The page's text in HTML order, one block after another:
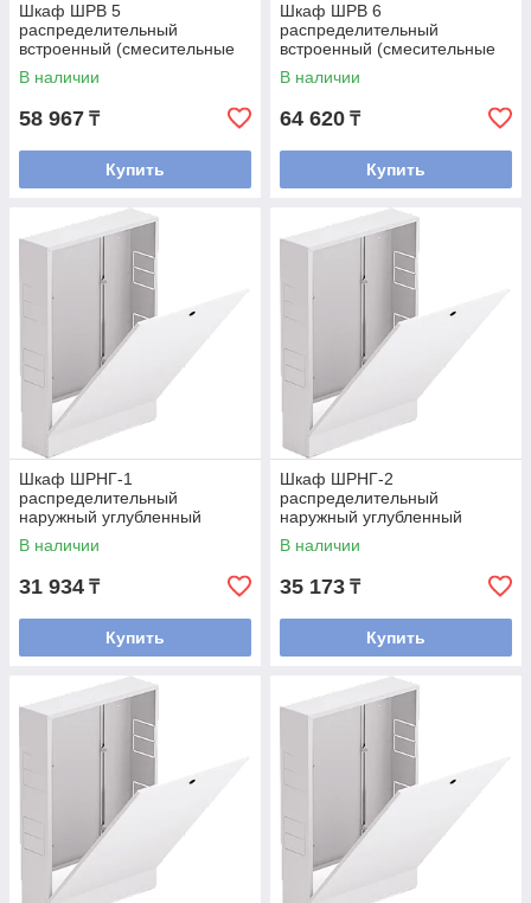
Шкаф ШРВ 5
распределительный
встроенный (смесительные
узлы входят)
В наличии
58 967 ₸
Купить
Шкаф ШРВ 6
распределительный
встроенный (смесительные
узлы входят)
В наличии
64 620 ₸
Купить
Шкаф ШРНГ-1
распределительный
наружный углубленный
(смесительные узлы входят)
В наличии
31 934 ₸
Купить
Шкаф ШРНГ-2
распределительный
наружный углубленный
(смесительные узлы входят)
В наличии
35 173 ₸
Купить